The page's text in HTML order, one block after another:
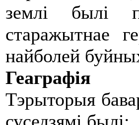
землі былі
старажытнае
найболей
Геаграфія
Тэрыторыя